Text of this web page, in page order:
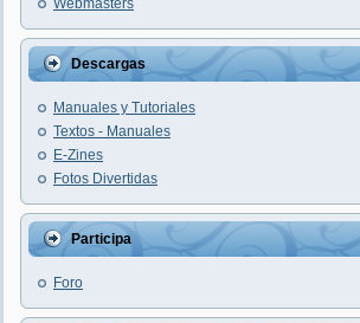
Webmasters
Descargas
Manuales y Tutoriales
Textos - Manuales
E-Zines
Fotos Divertidas
Participa
Foro